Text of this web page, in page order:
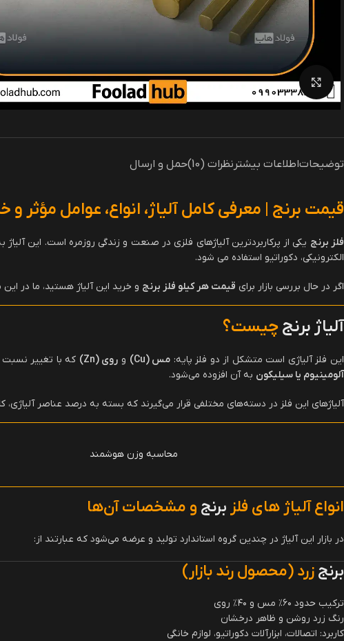
بزرگنمایی تصویر
توضیحاتاطلاعات بیشتر نظرات (10) حمل و ارسال
قیمت برنج | معرفی کامل آلیاژ، انواع، عوامل مؤثر
فلز برنج یکی از پرکاربردترین آلیاژهای فلزی در صنعت و زندگی روزمره است. این
الکترونیکی، دکوراتیو استفاده می شود.
اگر در حال بررسی بازار برای قیمت هر کیلو فلز برنج و خرید این آلیاژ هستید، ما در
آلیاژ برنجچیست؟
این فلز آلیاژی است متشکل از دو فلز پایه: مس (Cu) و روی (Zn) که با تغییر
آلومینیوم یا سیلیکون به آن افزوده می‌شود.
آلیاژهای این فلز در دسته‌های مختلفی قرار می‌گیرند که بسته به درصد عناصر آلیاژی،
محاسبه وزن هوشمند
انواع آلیاژ های فلز برنج و مشخصات آن‌ها
در بازار این آلیاژ در چندین گروه استاندارد تولید و عرضه می‌شود که عبارتند از:
برنج زرد (محصول رند بازار)
ترکیب حدود ۶۰٪ مس و ۴۰٪ روی
رنگ زرد روشن و ظاهر درخشان
کاربرد: اتصالات، ابزارآلات دکوراتیو، لوازم خانگی